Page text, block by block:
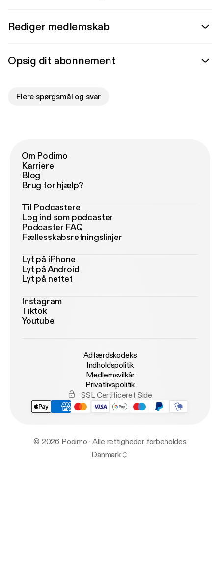
Rediger medlemskab
Opsig dit abonnement
Flere spørgsmål og svar
Om Podimo
Karriere
Blog
Brug for hjælp?
Til Podcastere
Log ind som podcaster
Podcaster FAQ
Fællesskabsretningslinjer
Lyt på iPhone
Lyt på Android
Lyt på nettet
Instagram
Tiktok
Youtube
Adfærdskodeks
Indholdspolitik
Medlemsvilkår
Privatlivspolitik
SSL Certificeret Side
© 2026 Podimo · Alle rettigheder forbeholdes
Danmark